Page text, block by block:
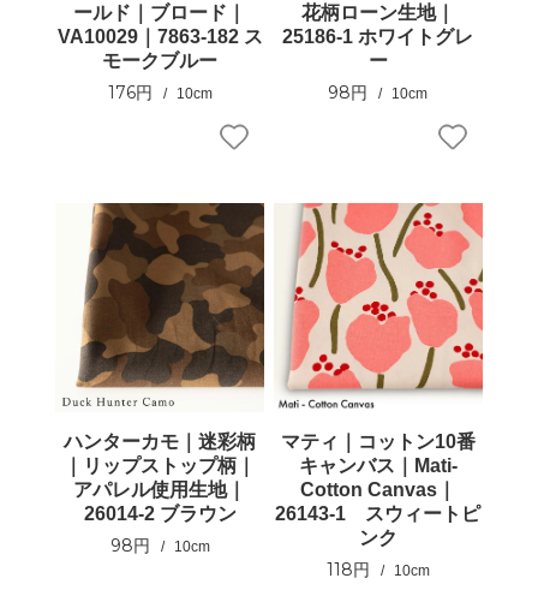
ールド｜ブロード｜
VA10029｜7863-182 ス
モークブルー
176円 10cm
花柄ローン生地｜
25186-1 ホワイトグレ
ー
98円 10cm
ハンターカモ｜迷彩柄
｜リップストップ柄｜
アパレル使用生地｜
26014-2 ブラウン
98円 10cm
マティ｜コットン10番
キャンバス｜Mati-
Cotton Canvas｜
26143-1 スウィートピ
ンク
118円 10cm